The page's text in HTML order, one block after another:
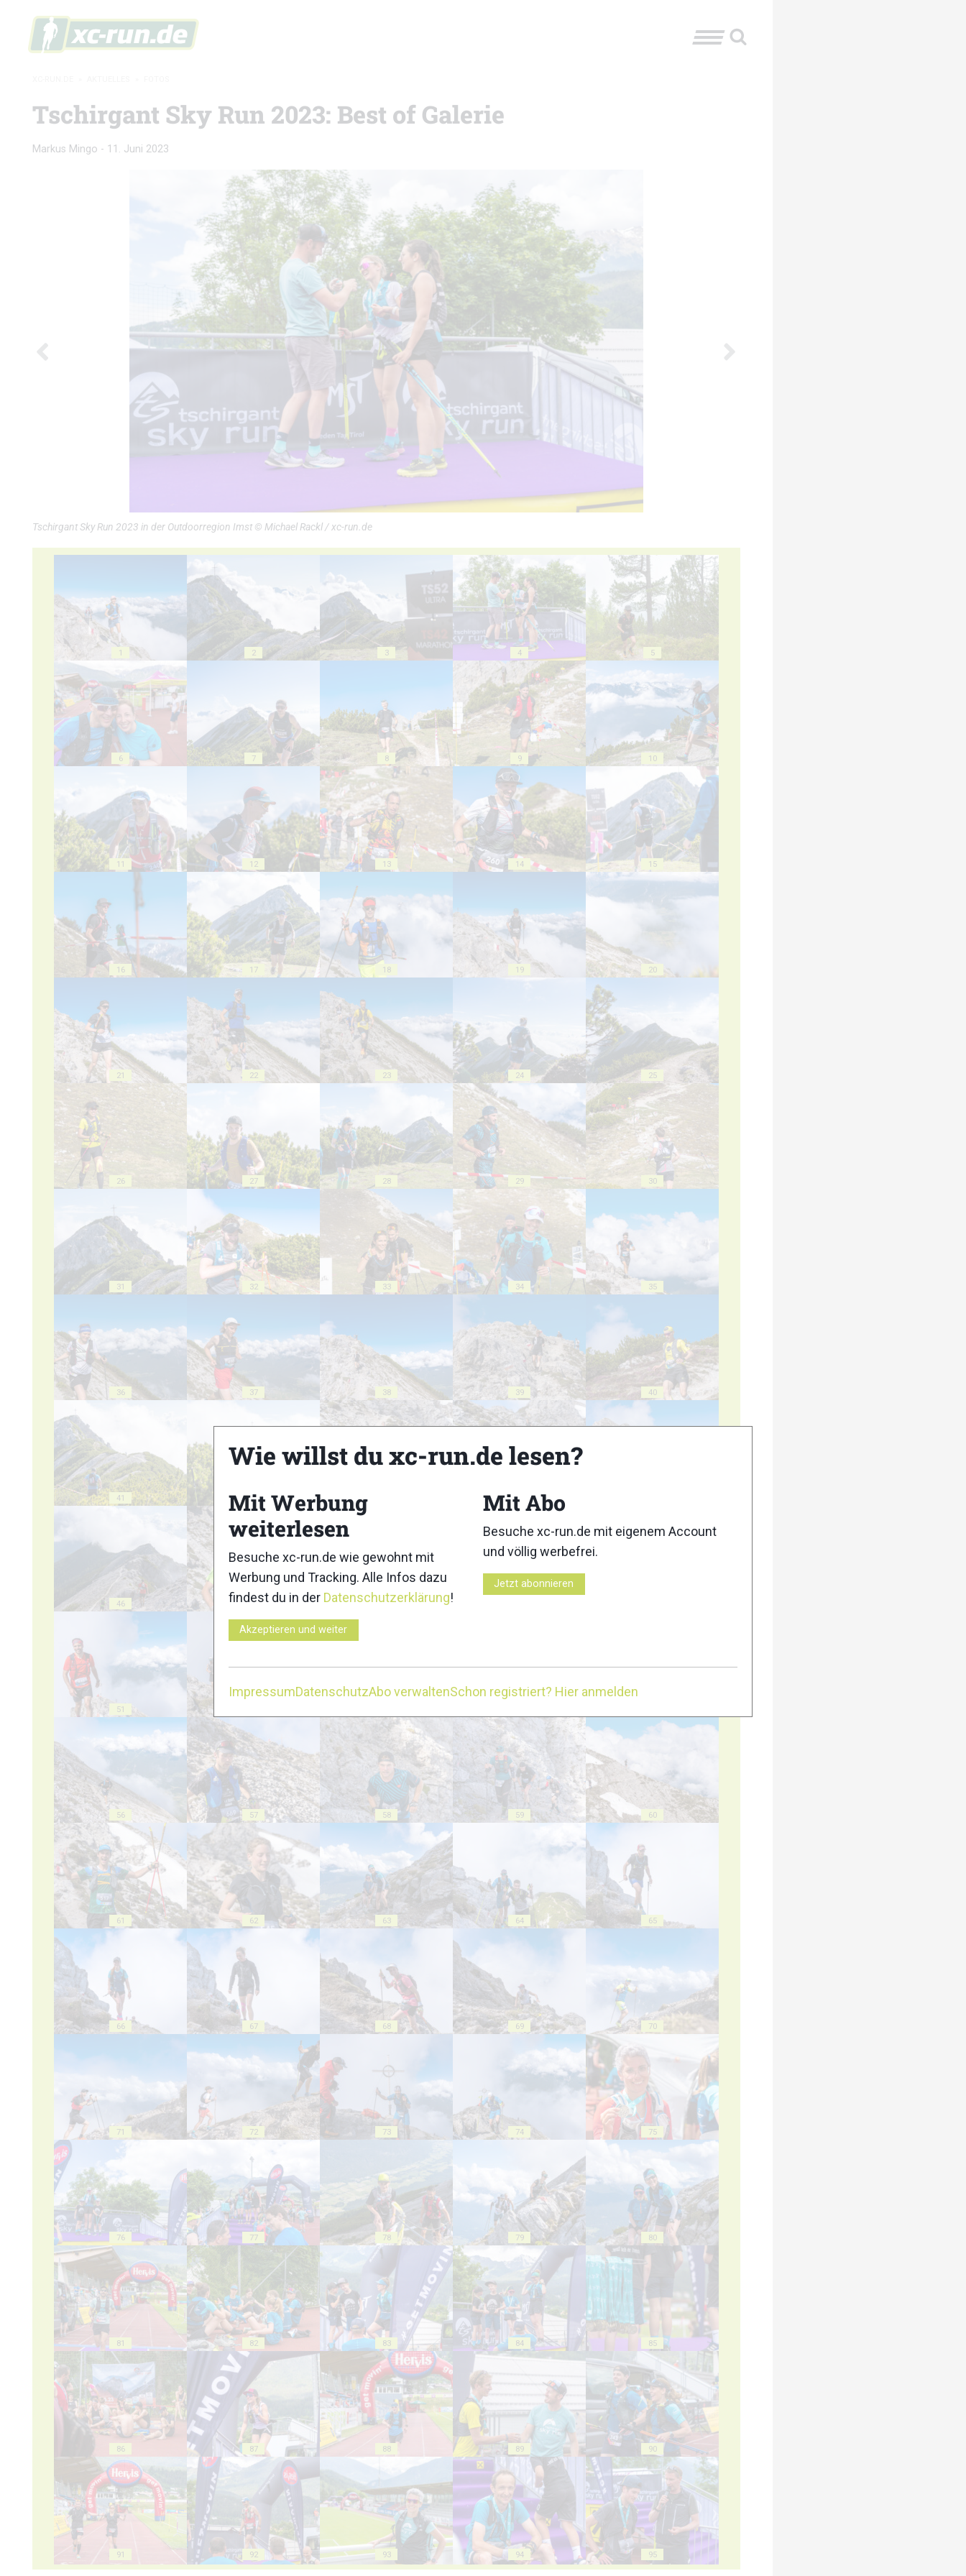
Tschirgant Sky Run 2023: Best of Galerie
Markus Mingo - 11. Juni 2023
Tschirgant Sky Run 2023 in der Outdoorregion Imst © Michael Rackl / xc-run.de
1 2 3 4 5
6 7 8 9 10
11 12 13 14 15
16 17 18 19 20
21 22 23 24 25
26 27 28 29 30
31 32 33 34 35
36 37 38 39 40
41 42 44
46 47 48
51
56 57 58 59 60
61 62 63 64 65
66 67 68 69 70
71 72 73 74 75
76 77 78 79 80
81 82 83 84 85
86 87 88 89 90
91 92 93 94 95
Wie willst du xc-run.de lesen?
Mit Werbung
weiterlesen
Besuche xc-run.de wie gewohnt mit
Werbung und Tracking. Alle Infos dazu
findest du in der Datenschutzerklärung!
Akzeptieren und weiter
Mit Abo
Besuche xc-run.de mit eigenem Account
und völlig werbefrei.
Jetzt abonnieren
ImpressumDatenschutzAbo verwaltenSchon registriert? Hier anmelden